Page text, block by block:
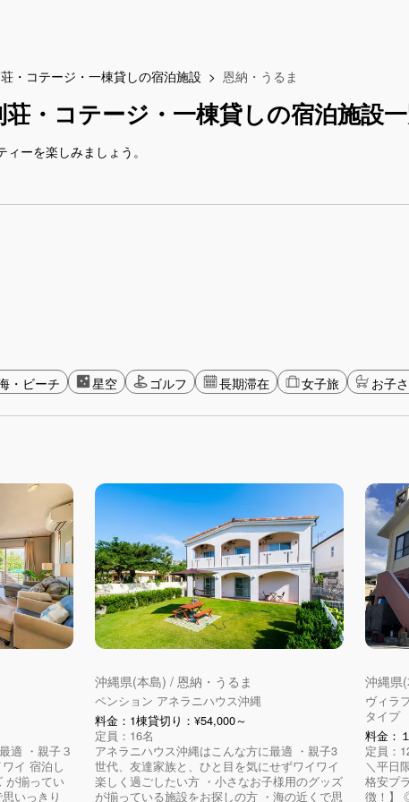
・コテージ・一棟貸しの宿泊施設 恩納・うるま
・コテージ・一棟貸しの宿泊施設
ーを楽しみましょう。
・ビーチ 星空 ゴルフ 長期滞在 女子旅 お子
適 ・親子３
イ 宿泊し
が揃ってい
いっきり
沖縄県(本島) / 恩納・うるま
ペンション アネラニハウス沖縄
料金：1棟貸切り：¥54,000～
定員：16名
アネラニハウス沖縄はこんな方に最適 ・親子3
世代、友達家族と、ひと目を気にせずワイワイ
楽しく過ごしたい方 ・小さなお子様用のグッズ
が揃っている施設をお探しの方 ・海の近くで思
沖縄県
ヴィラ
タイプ
料金：
定員：
＼平日
格安プ
徴！】